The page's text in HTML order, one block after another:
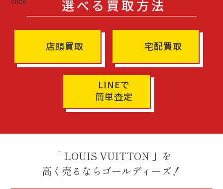
選べる買取方法
店頭買取 宅配買取
LINEで
簡単査定
「 LOUIS VUITTON 」を
高く売るならゴールディーズ！